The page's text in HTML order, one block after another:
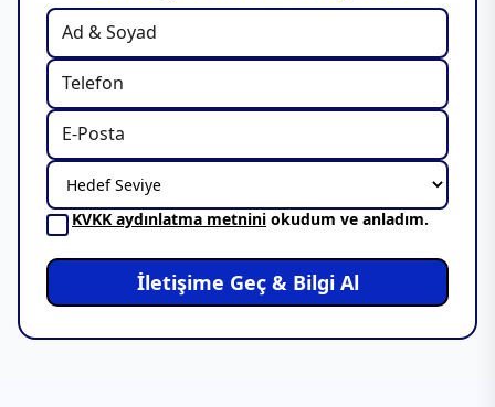
KVKK aydınlatma metnini okudum ve anladım.
İletişime Geç & Bilgi Al